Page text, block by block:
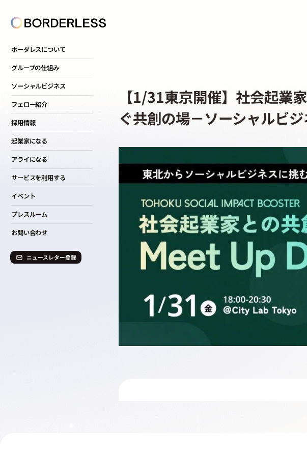
ボーダレスについて
グループの仕組み
ソーシャルビジネス
フェロー紹介
採用情報
起業家になる
アライになる
サービスを利用する
イベント
プレスルーム
お問い合わせ
ニュースレター登録
【1/31東京開催】社会起業
ぐ共創の場－ソーシャルビ